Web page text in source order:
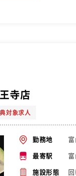
寺店
対象求人
勤務地
最寄駅
施設形態